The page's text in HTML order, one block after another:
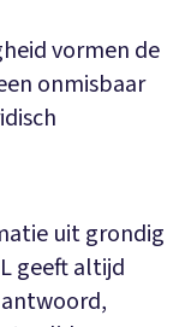
vormen de
onmisbaar
uit grondig
geeft altijd